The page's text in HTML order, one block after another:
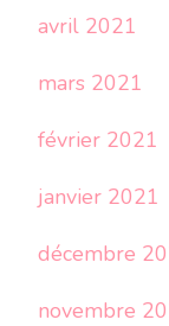
avril 2021
mars 2021
février 2021
janvier 2021
décembre
novembre